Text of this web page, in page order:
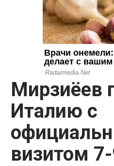
Мирзиёев
Италию с
визитом